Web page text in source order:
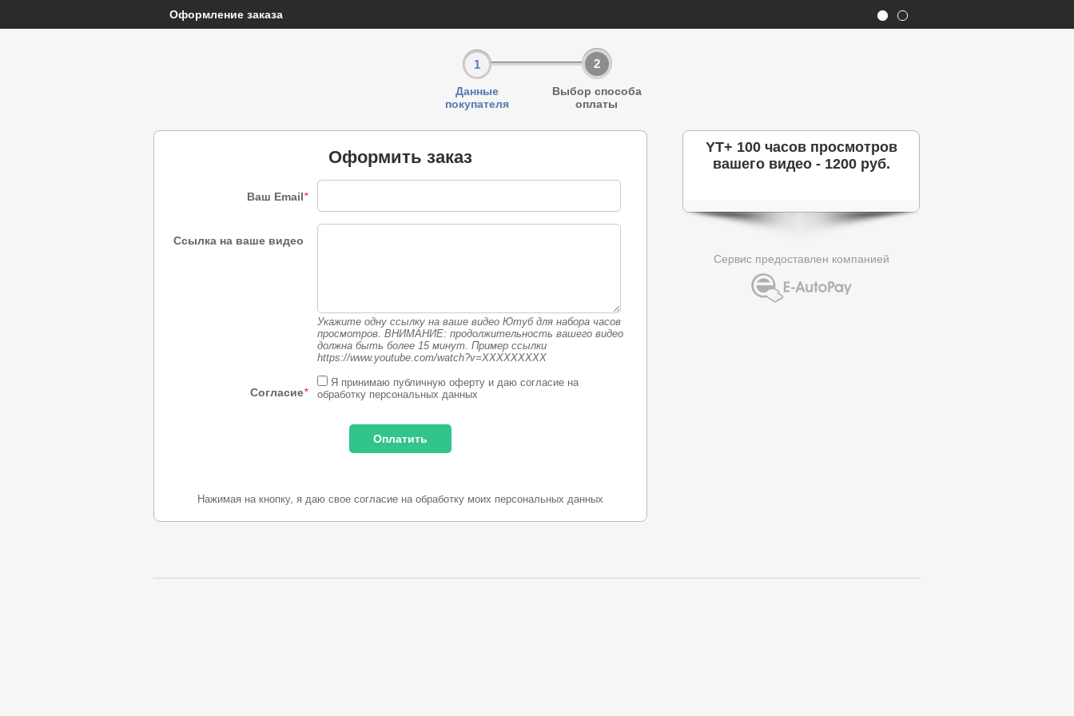
Оформление заказа
1
Данные
покупателя
2
Выбор способа
оплаты
Оформить заказ
Ваш Email*
Ссылка на ваше видео
Укажите одну ссылку на ваше видео Ютуб для набора часов
просмотров. ВНИМАНИЕ: продолжительность вашего видео
должна быть более 15 минут. Пример ссылки
https://www.youtube.com/watch?v=XXXXXXXXX
Согласие*
Я принимаю публичную оферту и даю согласие на
обработку персональных данных
Нажимая на кнопку, я даю свое согласие на обработку моих персональных данных
YT+ 100 часов просмотров
вашего видео - 1200 руб.
Сервис предоставлен компанией